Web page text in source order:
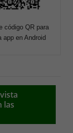
código QR para
app en Android
las